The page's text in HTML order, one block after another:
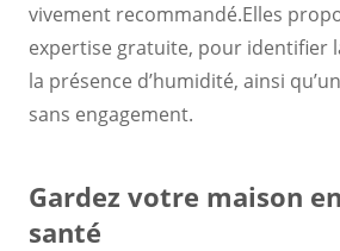
vivement recommandé.Elles
expertise gratuite, pour identifier
la présence d’humidité, ainsi
sans engagement.
Gardez votre maison
santé